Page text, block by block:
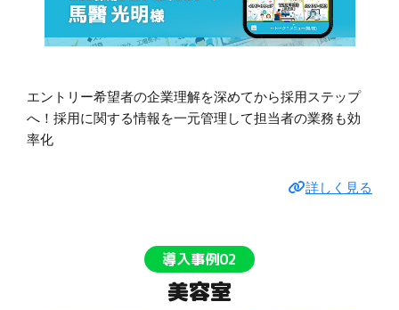
エントリー希望者の企業理解を深めてから採用ステップ
へ！採用に関する情報を一元管理して担当者の業務も効
率化
詳しく見る
導入事例02
美容室